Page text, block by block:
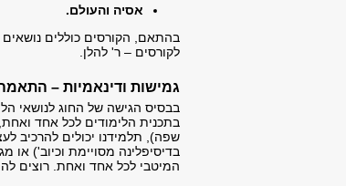
אסיה והעולם.
בהתאם, הקורסים כוללים נושאים
לקורסים – ר' להלן.
גמישות ודינאמיות –
בבסיס הגישה של החוג לנושאי
בתכנית הלימודים לכל אחד ואחת,
שפה), תלמידנו יכולים להרכיב
בדיסיפלינה מסויימת וכיוב') או
המיטבי לכל אחד ואחת. רוצים